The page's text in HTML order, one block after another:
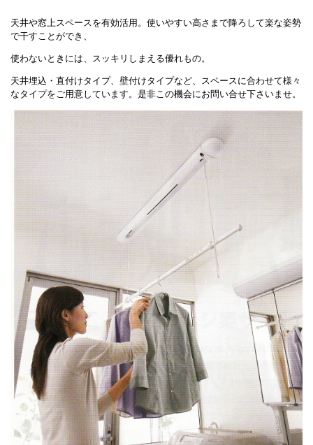
天井や窓上スペースを有効活用。使いやすい高さまで降ろして楽な姿勢
で干すことができ、
使わないときには、スッキリしまえる優れもの。
天井埋込・直付けタイプ、壁付けタイプなど、スペースに合わせて様々
なタイプをご用意しています。是非この機会にお問い合せ下さいませ。